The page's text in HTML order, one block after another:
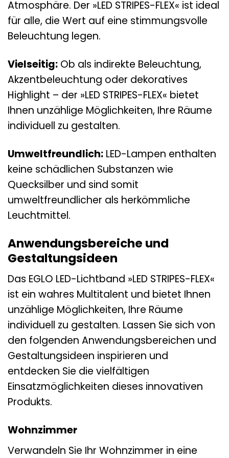
Atmosphäre. Der »LED STRIPES-FLEX« ist ideal
für alle, die Wert auf eine stimmungsvolle
Beleuchtung legen.
Vielseitig: Ob als indirekte Beleuchtung,
Akzentbeleuchtung oder dekoratives
Highlight – der »LED STRIPES-FLEX« bietet
Ihnen unzählige Möglichkeiten, Ihre Räume
individuell zu gestalten.
Umweltfreundlich: LED-Lampen enthalten
keine schädlichen Substanzen wie
Quecksilber und sind somit
umweltfreundlicher als herkömmliche
Leuchtmittel.
Anwendungsbereiche und
Gestaltungsideen
Das EGLO LED-Lichtband »LED STRIPES-FLEX«
ist ein wahres Multitalent und bietet Ihnen
unzählige Möglichkeiten, Ihre Räume
individuell zu gestalten. Lassen Sie sich von
den folgenden Anwendungsbereichen und
Gestaltungsideen inspirieren und
entdecken Sie die vielfältigen
Einsatzmöglichkeiten dieses innovativen
Produkts.
Wohnzimmer
Verwandeln Sie Ihr Wohnzimmer in eine